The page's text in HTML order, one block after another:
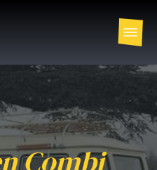
Combi